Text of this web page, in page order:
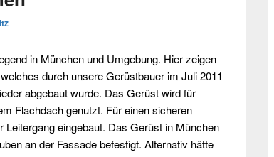
in München und Umgebung. Hier zeigen
durch unsereGerüstbauerim Juli 2011
abgebaut wurde. Das Gerüst wird für
Flachdach genutzt. Für einen sicheren
Leitergang eingebaut. Das Gerüst in München
an der Fassade befestigt. Alternativ hätte